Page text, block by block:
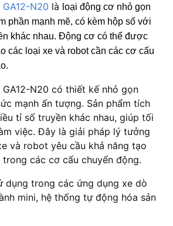
N20 là loại động cơ nhỏ gọn
phần mạnh mẽ, có kèm hộp số với
khác nhau. Động cơ có thể được
các loại xe và robot cần các cơ cấu
N20 có thiết kế nhỏ gọn
mạnh ấn tượng. Sản phẩm tích
tỉ số truyền khác nhau, giúp tối
việc. Đây là giải pháp lý tưởng
và robot yêu cầu khả năng tạo
các cơ cấu chuyển động.
dụng trong các ứng dụng xe dò
mini, hệ thống tự động hóa sản